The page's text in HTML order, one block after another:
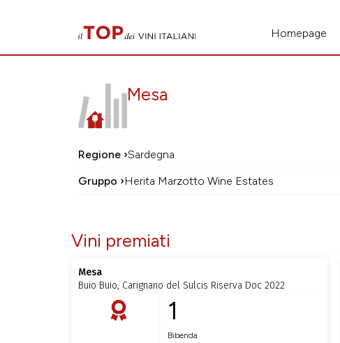
Homepage
Mesa
Regione ›Sardegna
Gruppo ›Herita Marzotto Wine Estates
Vini premiati
Mesa
Buio Buio, Carignano del Sulcis Riserva Doc 2022
1
Bibenda